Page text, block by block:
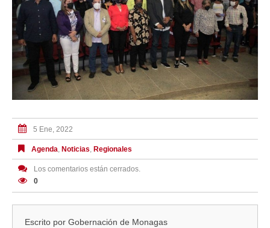
5 Ene, 2022
Agenda, Noticias, Regionales
Los comentarios están cerrados.
0
Escrito por Gobernación de Monagas